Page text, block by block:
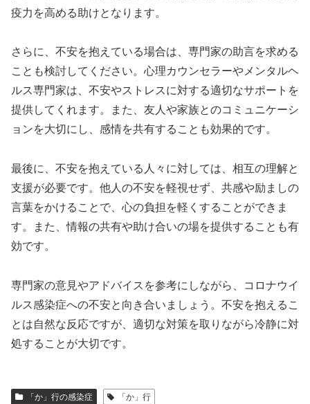
疫力を高める助けとなります。
さらに、不安を抱えている場合は、専門家の助言を求める
ことも検討してください。心理カウンセラーやメンタルヘ
ルス専門家は、不安やストレスに対する適切なサポートを
提供してくれます。また、友人や家族とのコミュニケーシ
ョンを大切にし、感情を共有することも効果的です。
最後に、不安を抱えている人々に対しては、相互の理解と
支援が必要です。他人の不安を軽視せず、共感や励ましの
言葉をかけることで、心の負担を軽くすることができま
す。また、情報の共有や助け合いの場を提供することも有
効です。
専門家の意見やアドバイスを参考にしながら、コロナウイ
ルス感染症への不安と向き合いましょう。不安を抱えるこ
とは自然な反応ですが、適切な対策を取りながら冷静に対
処することが大切です。
「か」行の感染症 「か」行